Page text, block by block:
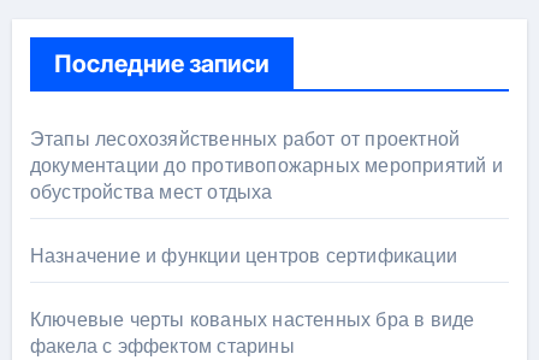
Последние записи
Этапы лесохозяйственных работ от проектной
документации до противопожарных мероприятий и
обустройства мест отдыха
Назначение и функции центров сертификации
Ключевые черты кованых настенных бра в виде
факела с эффектом старины